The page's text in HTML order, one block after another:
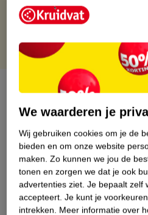
Gratis punten met je Kruidvat
Over dit product
Productinformatie
Etiketinformatie
Nature Impact Score
Dit product
We waarderen je
Wij gebruiken cookies om je de
bieden en om onze website
maken. Zo kunnen we jou de
tonen en zorgen we dat je ook
advertenties ziet. Je bepaalt zelf
accepteert. Je kunt je
intrekken. Meer informatie over